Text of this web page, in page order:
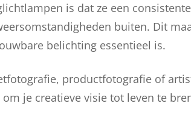
is dat ze een
buiten. Dit
belichting essentieel is.
productfotografie of
je creatieve visie tot leven te